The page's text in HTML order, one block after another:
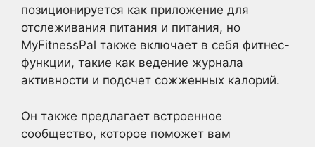
позиционируется как приложение для
отслеживания питания и питания, но
MyFitnessPal также включает в себя фитнес-
функции, такие как ведение журнала
активности и подсчет сожженных калорий.
Он также предлагает встроенное
сообщество, которое поможет вам